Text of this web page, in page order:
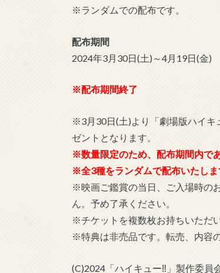
※ランダムでの配布です。
配布期間
2024年3月30日(土)～4月19日(金)
※配布期間終了
※3月30日(土)より「劇場版ハイキ
ゼントとなります。
※数量限定のため、配布期間内で
※全3種をランダムで配布いたしま
※映画ご鑑賞の当日、ご入場時の
ん。予め了承ください。
※チケットを複数枚お持ちいただ
※特典は非売品です。転売、内容
(C)2024「ハイキュー‼」製作委員